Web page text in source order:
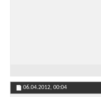
06.04.2012, 00:04